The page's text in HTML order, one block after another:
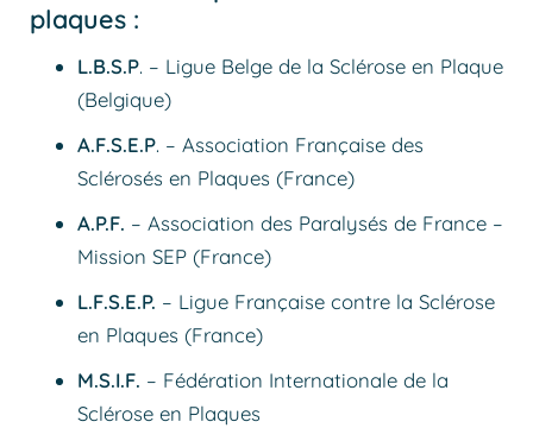
plaques :
L.B.S.P. – Ligue Belge de la Sclérose en Plaque
(Belgique)
A.F.S.E.P. – Association Française des
Sclérosés en Plaques (France)
A.P.F. – Association des Paralysés de France –
Mission SEP (France)
L.F.S.E.P. – Ligue Française contre la Sclérose
en Plaques (France)
M.S.I.F. – Fédération Internationale de la
Sclérose en Plaques